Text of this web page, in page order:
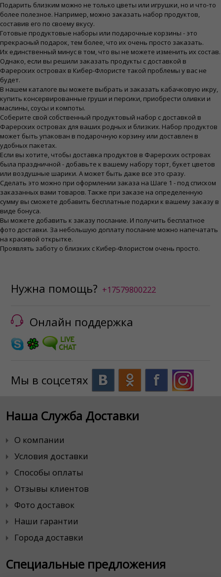
Подарить близким можно не только цветы или игрушки, но и что-то
более полезное. Например, можно заказать набор продуктов,
составив его по своему вкусу.
Готовые продуктовые наборы или подарочные корзины - это
прекрасный подарок, тем более, что их очень просто заказать.
Их единственный минус в том, что вы не можете изменить их состав.
Однако, если вы решили заказать продукты с доставкой в
Фарерских островах в Кибер-Флористе такой проблемы у вас не
будет.
В нашем каталоге вы можете выбрать и заказать кабачковую икру,
купить консервированные груши и персики, приобрести оливки и
маслины, соусы и компоты.
Соберите свой собственный продуктовый набор с доставкой в
Фарерских островах для ваших родных и близких. Набор продуктов
может быть упакован в подарочную корзину или доставлен в
удобных пакетах.
Если вы хотите, чтобы доставка продуктов в Фарерских островах
была праздничной - добавьте к вашему набору торт, букет цветов
или воздушные шарики. А может быть даже все это сразу.
Сделать это можно при оформлении заказа на Шаге 1 - под списком
заказанных вами товаров. Также при заказе на определенную
сумму вы сможете добавить бесплатные подарки к вашему заказу в
виде бонуса.
Вы можете добавить к заказу послание. И получить бесплатное
фото доставки. За небольшую доплату послание можно напечатать
на красивой открытке.
Проявлять заботу о близких с Кибер-Флористом очень просто.
Нужна помощь? +17579800222
Онлайн поддержка
Мы в соцсетях
Наша Служба Доставки
О компании
Условия доставки
Способы оплаты
Отзывы клиентов
Фото доставок
Наши гарантии
Города доставки
Специальные предложения